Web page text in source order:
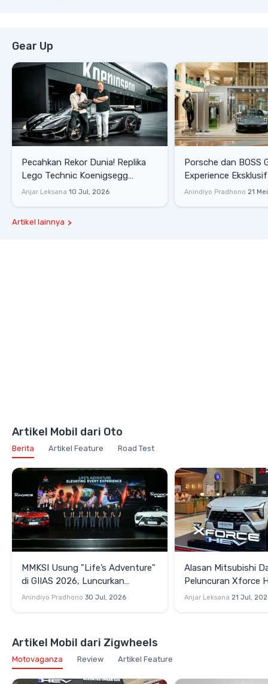
Gear Up
Pecahkan Rekor Dunia! Replika
Lego Technic Koenigsegg
Sadair's Spear Ukuran Asli Sukses
Anjar Leksana 10 Jul, 2026
Porsche dan BOSS
Experience
Senayan, Hadirkan
Anindiyo Pradhono 21
Artikel lainnya
Artikel Mobil dari Oto
Berita Artikel Feature Road Test
MMKSI Usung "Life’s Adventure"
di GIIAS 2026, Luncurkan
Mitsubishi New Xforce Rakitan
Anindiyo Pradhono 30 Jul, 2026
Alasan Mitsubishi
Peluncuran Xforce
Xpander Hybrid di
Anjar Leksana 21 Jul,
Artikel Mobil dari Zigwheels
Motovaganza Review Artikel Feature